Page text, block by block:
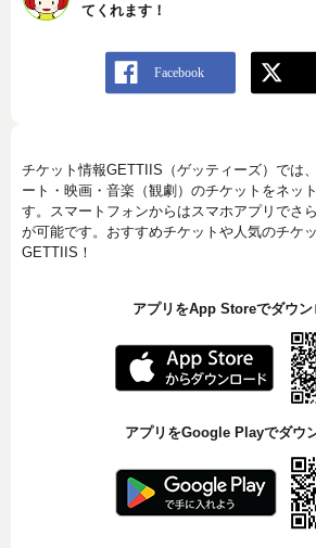
てくれます！
チケット情報GETTIIS（ゲッティーズ）では
ート・映画・音楽（観劇）のチケットをネッ
す。スマートフォンからはスマホアプリでさ
が可能です。おすすめチケットや人気のチケ
GETTIIS！
アプリをApp Storeでダウン
アプリをGoogle Playでダウ